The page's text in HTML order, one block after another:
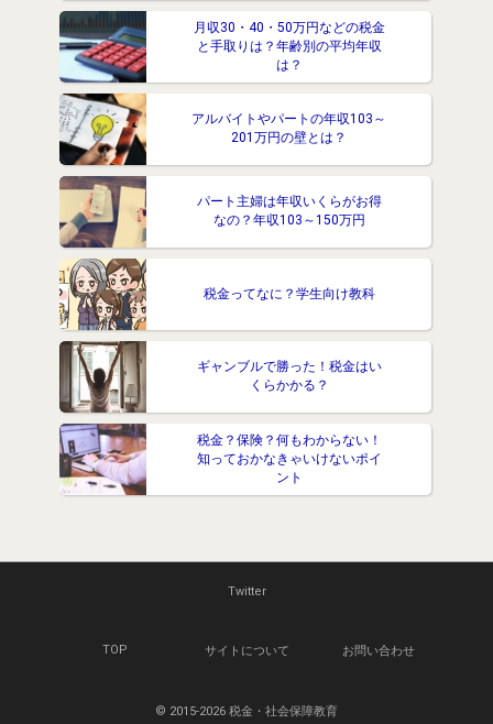
月収30・40・50万円などの税金
と手取りは？年齢別の平均年収
は？
アルバイトやパートの年収103～
201万円の壁とは？
パート主婦は年収いくらがお得
なの？年収103～150万円
税金ってなに？学生向け教科
ギャンブルで勝った！税金はい
くらかかる？
税金？保険？何もわからない！
知っておかなきゃいけないポイ
ント
Twitter
TOP サイトについて お問い合わせ
© 2015-2026 税金・社会保障教育